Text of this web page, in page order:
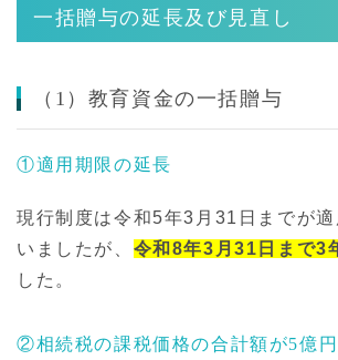
一括贈与の延長及び見直し
（1）教育資金の一括贈与
①適用期限の延長
現行制度は令和5年3月31日までが適
いましたが、 令和8年3月31日まで3
した。
②相続税の課税価格の合計額が5億